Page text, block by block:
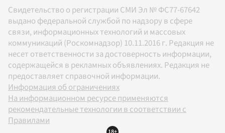
Свидетельство о регистрации СМИ Эл № ФС77-67642
выдано федеральной службой по надзору в сфере
связи, информационных технологий и массовых
коммуникаций (Роскомнадзор) 10.11.2016 г. Редакция не
несет ответственности за достоверность информации,
содержащейся в рекламных объявлениях. Редакция не
предоставляет справочной информации.
Информация об ограничениях
На информационном ресурсе применяются
рекомендательные технологии в соответствии с
Правилами